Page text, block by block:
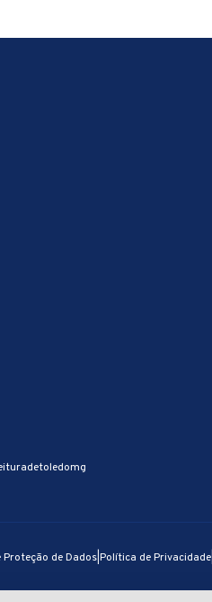
Proteção de DadosPolítica de Privacidade